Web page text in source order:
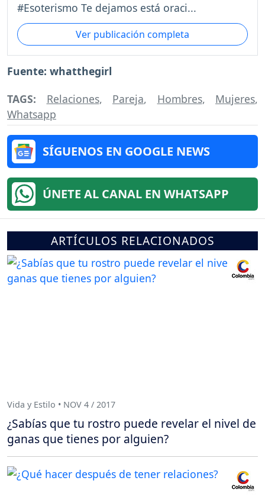
#Esoterismo Te dejamos está oraci...
Ver publicación completa
Fuente: whatthegirl
TAGS: Relaciones, Pareja, Hombres, Mujeres,
Whatsapp
SÍGUENOS EN GOOGLE NEWS
ÚNETE AL CANAL EN WHATSAPP
ARTÍCULOS RELACIONADOS
Vida y Estilo • NOV 4 / 2017
¿Sabías que tu rostro puede revelar el nivel de
ganas que tienes por alguien?